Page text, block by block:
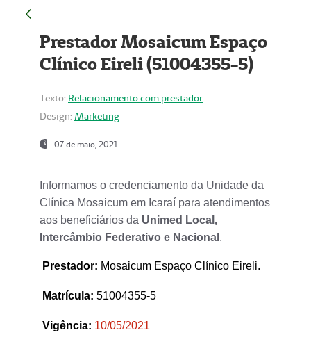
Prestador Mosaicum Espaço
Clínico Eireli (51004355-5)
Texto: Relacionamento com prestador
Design: Marketing
07 de maio, 2021
Informamos o credenciamento da Unidade da
Clínica Mosaicum em Icaraí para atendimentos
aos beneficiários da Unimed Local,
Intercâmbio Federativo e Nacional .
Prestador: Mosaicum Espaço Clínico Eireli.
Matrícula: 51004355-5
Vigência: 10/05/2021